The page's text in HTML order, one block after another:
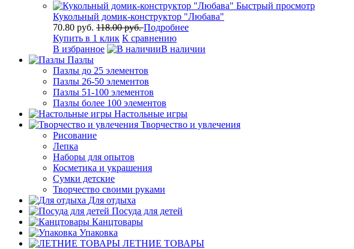
Быстрый просмотр
Кукольный домик-конструктор "Любава"
70.80 руб. 118.00 руб.Подробнее
Купить в 1 клик К сравнению
В избранное
В наличии
Пазлы
Пазлы до 25 элементов
Пазлы 26-50 элементов
Пазлы 51-100 элементов
Пазлы более 100 элементов
Настольные игры
Творчество и увлечения
Рисование
Лепка
Наборы для опытов
Косметика и украшения
Сумки детские
Творчество своими руками
Для отдыха
Посуда для детей
Канцтовары
Упаковка
ЛЕТНИЕ ТОВАРЫ